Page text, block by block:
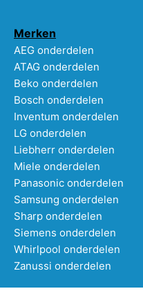
Merken
AEG onderdelen
ATAG onderdelen
Beko onderdelen
Bosch onderdelen
Inventum onderdelen
LG onderdelen
Liebherr onderdelen
Miele onderdelen
Panasonic onderdelen
Samsung onderdelen
Sharp onderdelen
Siemens onderdelen
Whirlpool onderdelen
Zanussi onderdelen